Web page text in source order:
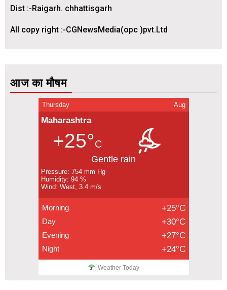
Dist :-Raigarh. chhattisgarh
All copy right :-CGNewsMedia(opc )pvt.Ltd
आज का मौषम
Thursday Aug
Maharashtra
+25°C
Gentle rain
Pressure: 754 mm Hg
Humidity: 94 %
Wind: West, 3.4 m/s
Morning +25°C
Day +30°C
Evening +27°C
Night +24°C
Weather Today